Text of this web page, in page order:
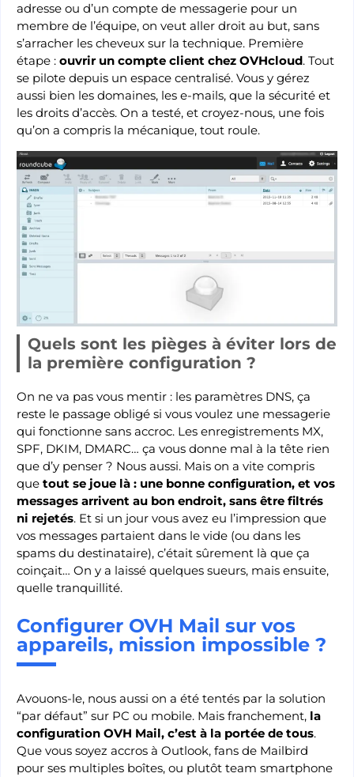
adresse ou d’un compte de messagerie pour un
membre de l’équipe, on veut aller droit au but, sans
s’arracher les cheveux sur la technique. Première
étape : ouvrir un compte client chez OVHcloud. Tout
se pilote depuis un espace centralisé. Vous y gérez
aussi bien les domaines, les e-mails, que la sécurité et
les droits d’accès. On a testé, et croyez-nous, une fois
qu’on a compris la mécanique, tout roule.
Quels sont les pièges à éviter lors de
la première configuration ?
On ne va pas vous mentir : les paramètres DNS, ça
reste le passage obligé si vous voulez une messagerie
qui fonctionne sans accroc. Les enregistrements MX,
SPF, DKIM, DMARC… ça vous donne mal à la tête rien
que d’y penser ? Nous aussi. Mais on a vite compris
que tout se joue là : une bonne configuration, et vos
messages arrivent au bon endroit, sans être filtrés
ni rejetés. Et si un jour vous avez eu l’impression que
vos messages partaient dans le vide (ou dans les
spams du destinataire), c’était sûrement là que ça
coinçait… On y a laissé quelques sueurs, mais ensuite,
quelle tranquillité.
Configurer OVH Mail sur vos
appareils, mission impossible ?
Avouons-le, nous aussi on a été tentés par la solution
“par défaut” sur PC ou mobile. Mais franchement, la
configuration OVH Mail, c’est à la portée de tous.
Que vous soyez accros à Outlook, fans de Mailbird
pour ses multiples boîtes, ou plutôt team smartphone